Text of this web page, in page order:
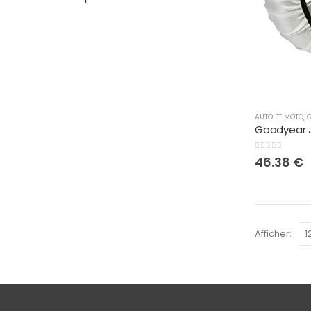
AUTO ET MOTO,
sur 5
46.38 €
Afficher: